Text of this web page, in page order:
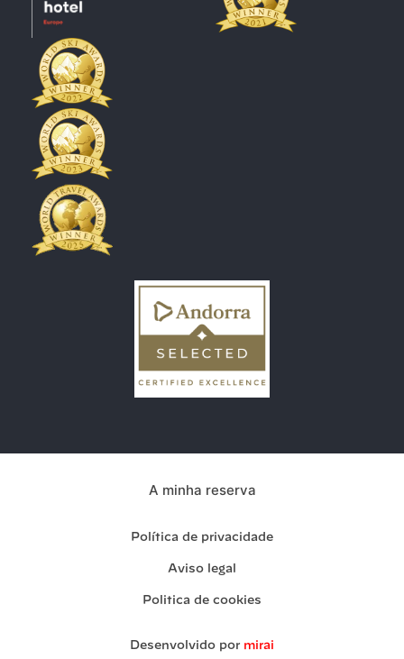
A minha reserva
Política de privacidade
Aviso legal
Politica de cookies
Desenvolvido por mirai